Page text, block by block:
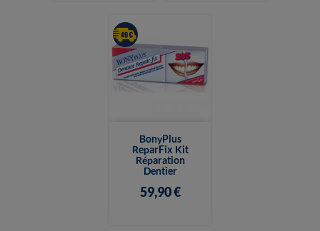
BonyPlus
ReparFix Kit
Réparation
Dentier
59,90 €